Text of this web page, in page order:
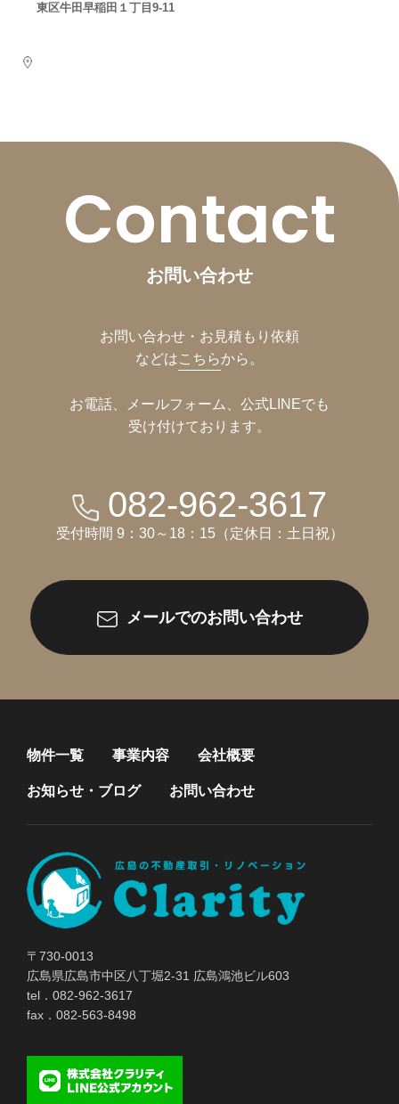
東区牛田早稲田１丁目9-11
Contact
お問い合わせ
お問い合わせ・お見積もり依頼
などはこちらから。
お電話、メールフォーム、公式LINEでも
受け付けております。
082-962-3617
受付時間 9：30～18：15（定休日：土日祝）
メールでのお問い合わせ
物件一覧 事業内容 会社概要
お知らせ・ブログ お問い合わせ
〒730-0013
広島県広島市中区八丁堀2-31 広島鴻池ビル603
tel．082-962-3617
fax．082-563-8498